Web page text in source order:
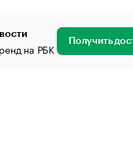
на РБК Получить